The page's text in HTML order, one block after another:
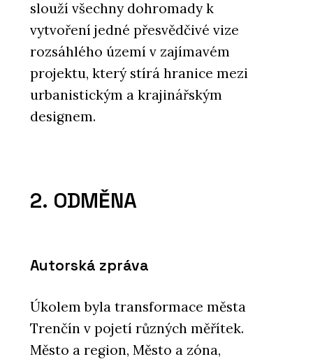
slouží všechny dohromady k
vytvoření jedné přesvědčivé vize
rozsáhlého území v zajímavém
projektu, který stírá hranice mezi
urbanistickým a krajinářským
designem.
2. ODMĚNA
Autorská zpráva
Úkolem byla transformace města
Trenčín v pojetí různých měřítek.
Město a region, Město a zóna,